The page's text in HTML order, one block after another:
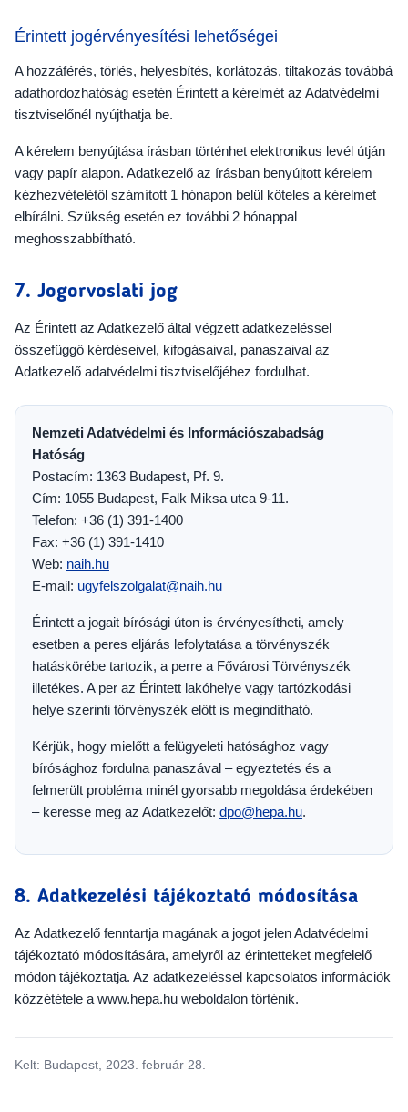
Érintett jogérvényesítési lehetőségei
A hozzáférés, törlés, helyesbítés, korlátozás, tiltakozás továbbá
adathordozhatóság esetén Érintett a kérelmét az Adatvédelmi
tisztviselőnél nyújthatja be.
A kérelem benyújtása írásban történhet elektronikus levél útján
vagy papír alapon. Adatkezelő az írásban benyújtott kérelem
kézhezvételétől számított 1 hónapon belül köteles a kérelmet
elbírálni. Szükség esetén ez további 2 hónappal
meghosszabbítható.
7. Jogorvoslati jog
Az Érintett az Adatkezelő által végzett adatkezeléssel
összefüggő kérdéseivel, kifogásaival, panaszaival az
Adatkezelő adatvédelmi tisztviselőjéhez fordulhat.
Nemzeti Adatvédelmi és Információszabadság
Hatóság
Postacím: 1363 Budapest, Pf. 9.
Cím: 1055 Budapest, Falk Miksa utca 9-11.
Telefon: +36 (1) 391-1400
Fax: +36 (1) 391-1410
Web: naih.hu
E-mail: ugyfelszolgalat@naih.hu
Érintett a jogait bírósági úton is érvényesítheti, amely
esetben a peres eljárás lefolytatása a törvényszék
hatáskörébe tartozik, a perre a Fővárosi Törvényszék
illetékes. A per az Érintett lakóhelye vagy tartózkodási
helye szerinti törvényszék előtt is megindítható.
Kérjük, hogy mielőtt a felügyeleti hatósághoz vagy
bírósághoz fordulna panaszával – egyeztetés és a
felmerült probléma minél gyorsabb megoldása érdekében
– keresse meg az Adatkezelőt: dpo@hepa.hu.
8. Adatkezelési tájékoztató módosítása
Az Adatkezelő fenntartja magának a jogot jelen Adatvédelmi
tájékoztató módosítására, amelyről az érintetteket megfelelő
módon tájékoztatja. Az adatkezeléssel kapcsolatos információk
közzététele a www.hepa.hu weboldalon történik.
Kelt: Budapest, 2023. február 28.